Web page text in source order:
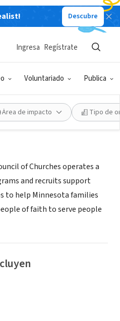
Descubre
Voluntariado Publica
Ingresa Regístrate
Área de impacto Tipo de
LUCRO
Council of
of Churches operates a
and recruits support
to help Minnesota families
of faith to serve people